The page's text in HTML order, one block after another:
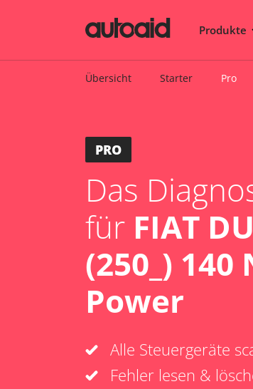
Produkte
Übersicht Starter Pro
PRO
Das
für FIAT
(250_)
Power
Alle Steuergeräte
Fehler lesen &